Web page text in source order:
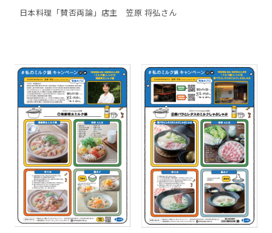
日本料理「賛否両論」店主 笠原 将弘さん